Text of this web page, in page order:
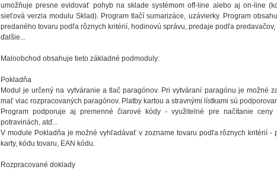
umožňuje presne evidovať pohyb na sklade systémom off-line alebo aj on-line
sieťová verzia modulu Sklad). Program tlačí sumarizáce, uzávierky. Program
predaného tovaru podľa rôznych kritérií, hodinovú správu, predaje podľa
ďalšie...
Maloobchod obsahuje tieto základné podmoduly:
Pokladňa
Modul je určený na vytváranie a tlač paragónov. Pri vytváraní paragónu je možné
mať viac rozpracovaných paragónov. Platby kartou a stravnými lístkami sú
Program podporuje aj premenné čiarové kódy - využitelné pre načítanie
potravinách, atď...
V module Pokladňa je možné vyhľadávať v zozname tovaru podľa rôznych kritérií -
karty, kódu tovaru, EAN kódu.
Rozpracované doklady